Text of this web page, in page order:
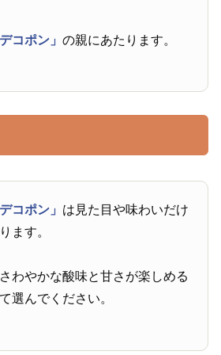
デコポン」の親にあたります。
デコポン」 は見た目や味わいだけ
ます。
わやかな酸味と甘さが楽しめる
選んでください。